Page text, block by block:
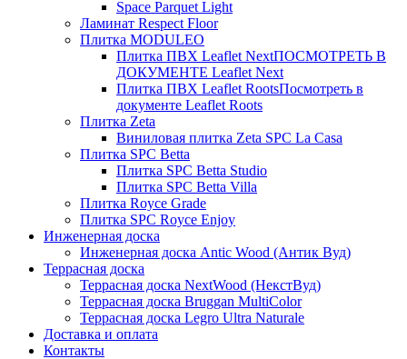
Space Parquet Light
Ламинат Respect Floor
Плитка MODULEO
Плитка ПВХ Leaflet NextПОСМОТРЕТЬ В
ДОКУМЕНТЕ Leaflet Next
Плитка ПВХ Leaflet RootsПосмотреть в
документе Leaflet Roots
Плитка Zeta
Виниловая плитка Zeta SPC La Casa
Плитка SPC Betta
Плитка SPC Betta Studio
Плитка SPC Betta Villa
Плитка Royce Grade
Плитка SPC Royce Enjoy
Инженерная доска
Инженерная доска Antic Wood (Антик Вуд)
Террасная доска
Террасная доска NextWood (НекстВуд)
Террасная доска Bruggan MultiColor
Террасная доска Legro Ultra Naturale
Доставка и оплата
Контакты